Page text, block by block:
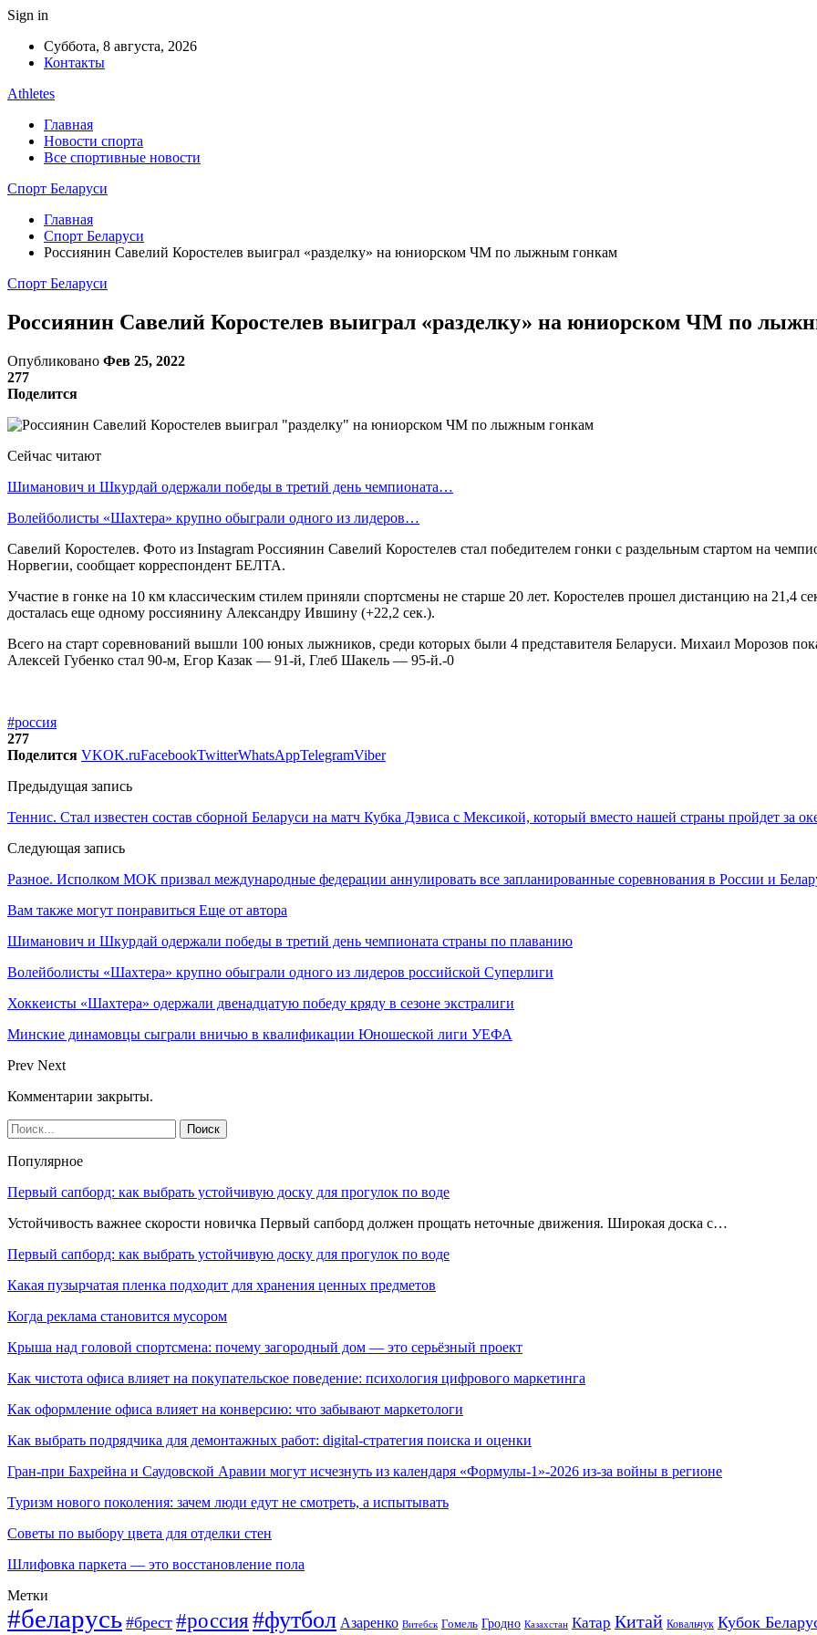
Sign in
Суббота, 8 августа, 2026
Контакты
Athletes
Главная
Новости спорта
Все спортивные новости
Спорт Беларуси
Главная
Спорт Беларуси
Россиянин Савелий Коростелев выиграл «разделку» на юниорском ЧМ по лыжным гонкам
Спорт Беларуси
Россиянин Савелий Коростелев выиграл «разделку» на юниорском ЧМ по
Опубликовано Фев 25, 2022
277
Поделится
Сейчас читают
Шиманович и Шкурдай одержали победы в третий день чемпионата…
Волейболисты «Шахтера» крупно обыграли одного из лидеров…
Савелий Коростелев. Фото из Instagram Россиянин Савелий Коростелев стал победителем гонки с раздельным стартом на
Норвегии, сообщает корреспондент БЕЛТА.
Участие в гонке на 10 км классическим стилем приняли спортсмены не старше 20 лет. Коростелев прошел дистанцию на 21,4
досталась еще одному россиянину Александру Ившину (+22,2 сек.).
Всего на старт соревнований вышли 100 юных лыжников, среди которых были 4 представителя Беларуси. Михаил Морозов
Алексей Губенко стал 90-м, Егор Казак — 91-й, Глеб Шакель — 95-й.-0
#россия
277
Поделится VKOK.ruFacebookTwitterWhatsAppTelegramViber
Предыдущая запись
Теннис. Стал известен состав сборной Беларуси на матч Кубка Дэвиса с Мексикой, который вместо нашей страны пройдет за
Следующая запись
Разное. Исполком МОК призвал международные федерации аннулировать все запланированные соревнования в России и
Вам также могут понравиться Еще от автора
Шиманович и Шкурдай одержали победы в третий день чемпионата страны по плаванию
Волейболисты «Шахтера» крупно обыграли одного из лидеров российской Суперлиги
Хоккеисты «Шахтера» одержали двенадцатую победу кряду в сезоне экстралиги
Минские динамовцы сыграли вничью в квалификации Юношеской лиги УЕФА
Prev Next
Комментарии закрыты.
Популярное
Первый сапборд: как выбрать устойчивую доску для прогулок по воде
Устойчивость важнее скорости новичка Первый сапборд должен прощать неточные движения. Широкая доска с…
Первый сапборд: как выбрать устойчивую доску для прогулок по воде
Какая пузырчатая пленка подходит для хранения ценных предметов
Когда реклама становится мусором
Крыша над головой спортсмена: почему загородный дом — это серьёзный проект
Как чистота офиса влияет на покупательское поведение: психология цифрового маркетинга
Как оформление офиса влияет на конверсию: что забывают маркетологи
Как выбрать подрядчика для демонтажных работ: digital-стратегия поиска и оценки
Гран-при Бахрейна и Саудовской Аравии могут исчезнуть из календаря «Формулы-1»-2026 из-за войны в регионе
Туризм нового поколения: зачем люди едут не смотреть, а испытывать
Советы по выбору цвета для отделки стен
Шлифовка паркета — это восстановление пола
Метки
#беларусь #брест #россия#футбол Азаренко Витебск Гомель Гродно Казахстан Катар Китай Ковальчук Кубок